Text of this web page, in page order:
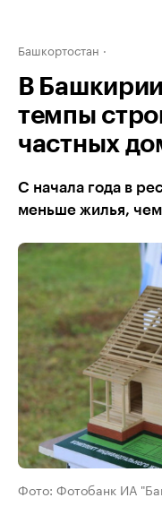
Башкортостан
В
темпы
частных
С начала года в
меньше жилья,
Фото: Фотобанк ИА